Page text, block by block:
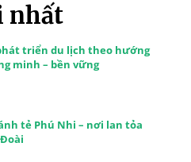
nhất
triển du lịch theo hướng
minh – bền vững
tẻ Phú Nhi – nơi lan tỏa